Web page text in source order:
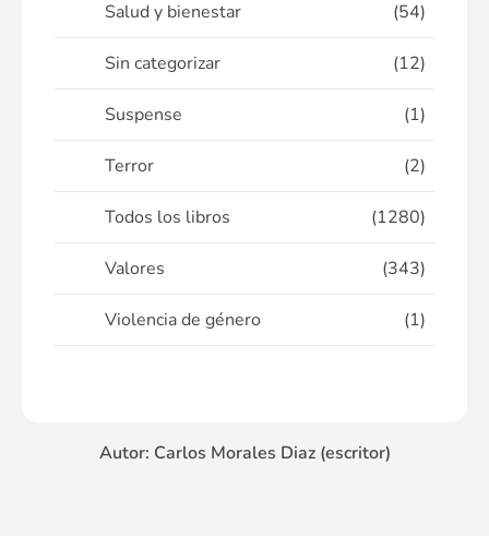
Salud y bienestar (54)
Sin categorizar (12)
Suspense (1)
Terror (2)
Todos los libros (1280)
Valores (343)
Violencia de género (1)
Autor: Carlos Morales Diaz (escritor)